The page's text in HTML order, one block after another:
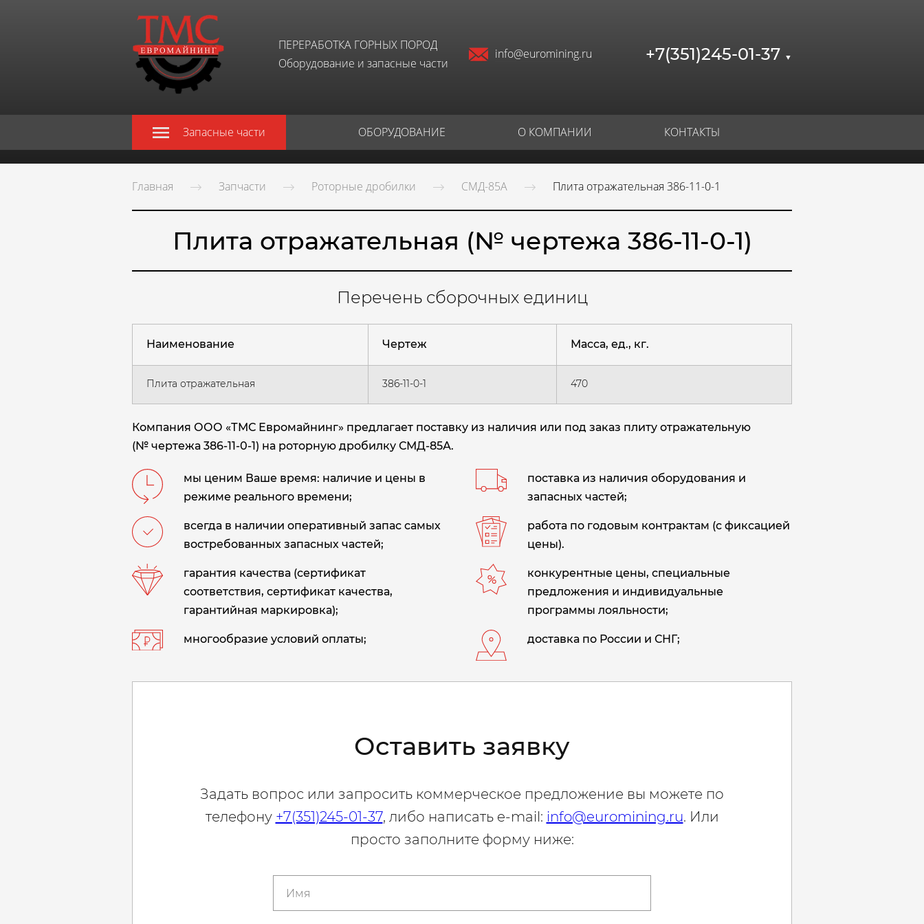
ПЕРЕРАБОТКА ГОРНЫХ ПОРОД
Оборудование и запасные части
info@euromining.ru +7(351)245-01-37 ▼
Запасные части ОБОРУДОВАНИЕ О КОМПАНИИ КОНТАКТЫ
Главная Запчасти Роторные дробилки СМД-85А Плита отражательная 386-11-0-1
Плита отражательная (№ чертежа 386-11-0-1)
Перечень сборочных единиц
Наименование Чертеж Масса, ед., кг.
Плита отражательная 386-11-0-1 470
Компания ООО «ТМС Евромайнинг» предлагает поставку из наличия или под заказ плиту отражательную
(№ чертежа 386-11-0-1) на роторную дробилку СМД-85А.
мы ценим Ваше время: наличие и цены в
режиме реального времени;
поставка из наличия оборудования и
запасных частей;
всегда в наличии оперативный запас самых
востребованных запасных частей;
работа по годовым контрактам (с фиксацией
цены).
гарантия качества (сертификат
соответствия, сертификат качества,
гарантийная маркировка);
конкурентные цены, специальные
предложения и индивидуальные
программы лояльности;
многообразие условий оплаты; доставка по России и СНГ;
Оставить заявку
Задать вопрос или запросить коммерческое предложение вы можете по
телефону +7(351)245-01-37, либо написать e-mail: info@euromining.ru. Или
просто заполните форму ниже: